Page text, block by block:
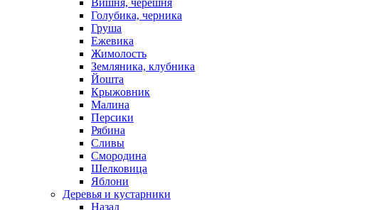
Вишня, черешня
Голубика, черника
Груша
Ежевика
Жимолость
Земляника, клубника
Йошта
Крыжовник
Малина
Персики
Рябина
Сливы
Смородина
Шелковица
Яблони
Деревья и кустарники
Назад